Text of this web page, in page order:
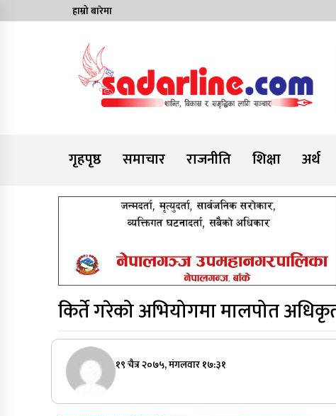
to
हाम्रो बारेमा
गृहपृष्ठ
समाचार राजनीति शिक्षा अर्थ
किर्ते गरेको अभियोगमा मालपोत
१९ चैत्र २०७५, मंगलवार १७:३१